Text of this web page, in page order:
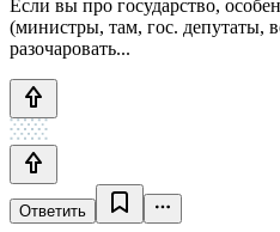
Если вы про государство,
(министры, там, гос. депутаты,
разочаровать...
Ответить